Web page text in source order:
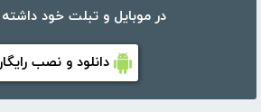
در موبایل و تبلت خود
دانلود و نصب